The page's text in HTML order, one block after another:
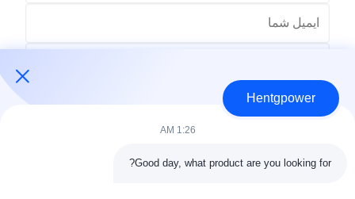
Hentgpower
1:26 AM
Good day, what product are you looking for?